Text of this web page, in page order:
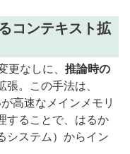
コンテキスト拡
なしに、 推論時の
。この手法は、
が高速なメインメモリ
することで、はるか
システム）からイン